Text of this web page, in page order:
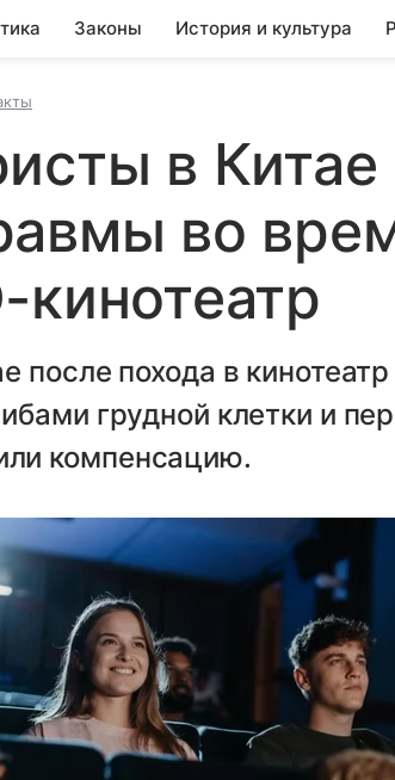
Законы История и культура
в Китае
во
кинотеатр
после похода в
грудной клетки и
компенсацию.